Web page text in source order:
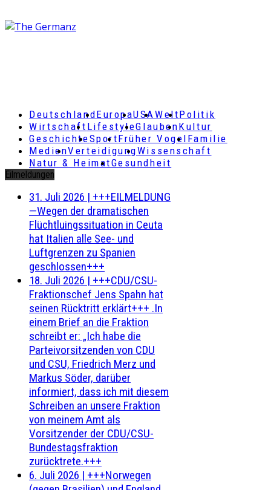
DeutschlandEuropaUSAWeltPolitik
Wirtschaft LifestyleGlaubenKultur
GeschichteSportFrüher Vogel Familie
MedienVerteidigungWissenschaft
Natur & HeimatGesundheit
Eilmeldungen
31. Juli 2026 | +++EILMELDUNG
—Wegen der dramatischen
Flüchtluingssituation in Ceuta
hat Italien alle See- und
Luftgrenzen zu Spanien
geschlossen+++
18. Juli 2026 | +++CDU/CSU-
Fraktionschef Jens Spahn hat
seinen Rücktritt erklärt+++ .In
einem Brief an die Fraktion
schreibt er: „Ich habe die
Parteivorsitzenden von CDU
und CSU, Friedrich Merz und
Markus Söder, darüber
informiert, dass ich mit diesem
Schreiben an unsere Fraktion
von meinem Amt als
Vorsitzender der CDU/CSU-
Bundestagsfraktion
zurücktrete.+++
6. Juli 2026 | +++Norwegen